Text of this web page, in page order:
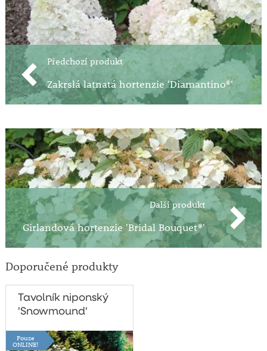
Předchozí produkt
Zakrslá latnatá hortenzie 'Diamantino®'
Další produkt
Girlandová hortenzie 'Bridal Bouquet®'
Doporučené produkty
Tavolník niponský
'Snowmound'
Pouze
ONLINE!